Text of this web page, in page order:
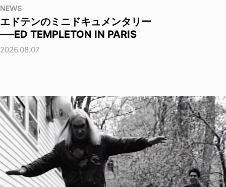
NEWS
エドテンのミニドキュメンタリー
──ED TEMPLETON IN PARIS
2026.08.07